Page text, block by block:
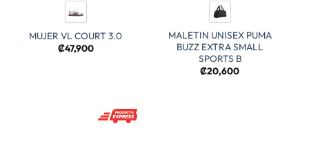
MUJER VL COURT 3.0
₡47,900
MALETIN UNISEX PUMA
BUZZ EXTRA SMALL
SPORTS B
₡20,600